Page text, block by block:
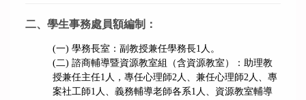
二、學生事務處員額編制：
(一) 學務長室：副教授兼任學務長1人。
(二) 諮商輔導暨資源教室組（含資源教室）：助理教
授兼任主任1人，專任心理師2人、兼任心理師2人、專
案社工師1人、義務輔導老師各系1人、資源教室輔導